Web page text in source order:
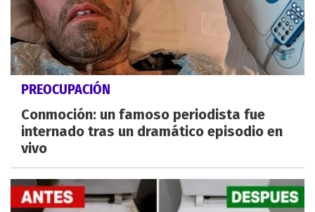
PREOCUPACIÓN
Conmoción: un famoso periodista fue
internado tras un dramático episodio en
vivo